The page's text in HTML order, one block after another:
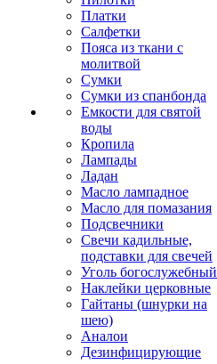
Платки
Салфетки
Пояса из ткани с
молитвой
Сумки
Сумки из спанбонда
Емкости для святой
воды
Кропила
Лампады
Ладан
Масло лампадное
Масло для помазания
Подсвечники
Свечи кадильные,
подставки для свечей
Уголь богослужебный
Наклейки церковные
Гайтаны (шнурки на
шею)
Аналои
Дезинфицирующие